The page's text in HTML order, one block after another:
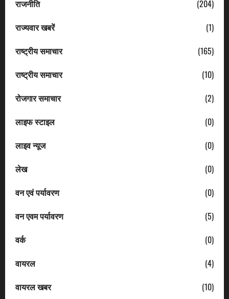
राजनीति
(204)
राज्यवार खबरें
(1)
राष्ट्रीय समाचार
(165)
राष्ट्रीय समाचार
(10)
रोजगार समाचार
(2)
लाइफ स्टाइल
(0)
लाइव न्यूज
(0)
लेख
(0)
वन एवं पर्यावरण
(0)
वन एवम पर्यावरण
(5)
वर्क
(0)
वायरल
(4)
वायरल खबर
(10)